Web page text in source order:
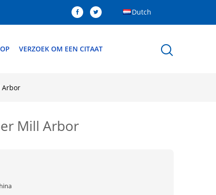
Dutch
VERZOEK OM EEN CITAAT
Arbor
Mill Arbor